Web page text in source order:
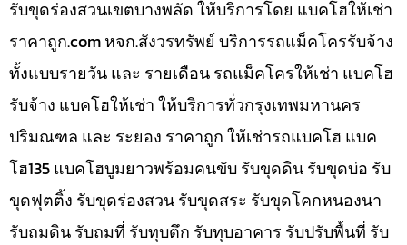
รับขุดร่องสวนเขตบางพลัด ให้บริการโดย แบคโฮให้เช่า
ราคาถูก.com หจก.สังวรทรัพย์ บริการรถแม็คโครรับจ้าง
ทั้งแบบรายวัน และ รายเดือน รถแม็คโครให้เช่า แบคโฮ
รับจ้าง แบคโฮให้เช่า ให้บริการทั่วกรุงเทพมหานคร
ปริมณฑล และ ระยอง ราคาถูก ให้เช่ารถแบคโฮ แบค
โฮ135 แบคโฮบูมยาวพร้อมคนขับ รับขุดดิน รับขุดบ่อ รับ
ขุดฟุตติ้ง รับขุดร่องสวน รับขุดสระ รับขุดโคกหนองนา
รับถมดิน รับถมที่ รับทุบตึก รับทุบอาคาร รับปรับพื้นที่ รับ